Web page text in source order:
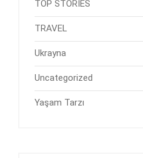
TOP STORIES
TRAVEL
Ukrayna
Uncategorized
Yaşam Tarzı